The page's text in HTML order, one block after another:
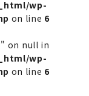
wp-
on line 6
on null in
wp-
on line 6